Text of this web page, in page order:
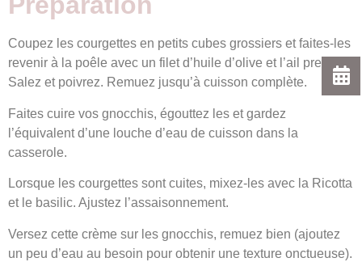
Coupez les courgettes en petits cubes grossiers et faites-les
revenir à la poêle avec un filet d’huile d’olive et l’ail pressé.
Salez et poivrez. Remuez jusqu’à cuisson complète.
Faites cuire vos gnocchis, égouttez les et gardez
l’équivalent d’une louche d’eau de cuisson dans la
casserole.
Lorsque les courgettes sont cuites, mixez-les avec la Ricotta
et le basilic. Ajustez l’assaisonnement.
Versez cette crème sur les gnocchis, remuez bien (ajoutez
un peu d’eau au besoin pour obtenir une texture onctueuse).